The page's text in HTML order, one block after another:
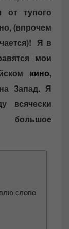
от тупого
(впрочем
Я в
мои
кино,
Запад. Я
слово